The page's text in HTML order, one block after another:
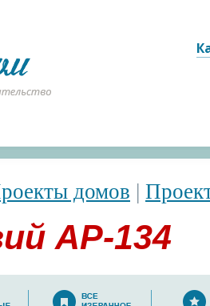
домов |
АР-134